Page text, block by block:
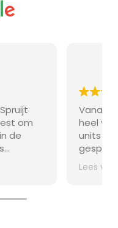
eerste contactmoment
Binnen no time hebben
in ons café.
medewerkers,
en heel knap werk